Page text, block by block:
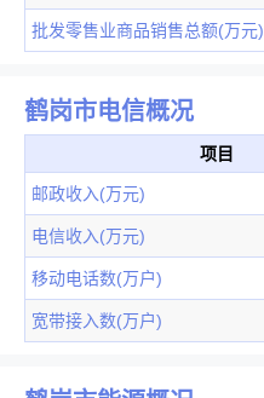
批发零售业商品销售总额(万元)
鹤岗市电信概况
项目
邮政收入(万元)
电信收入(万元)
移动电话数(万户)
宽带接入数(万户)